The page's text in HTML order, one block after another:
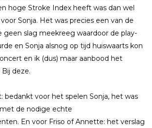
hoge Stroke Index heeft was dan wel
Sonja. Het was precies een van de
geen slag meekreeg waardoor de play-
en Sonja alsnog op tijd huiswaarts kon
en ik (dus) maar aanbood het
deze.
bedankt voor het spelen Sonja, het was
de nodige echte
En voor Friso of Annette: het verslag